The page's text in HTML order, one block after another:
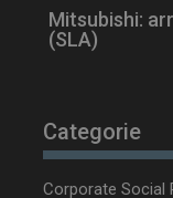
Mitsubishi:
(SLA)
Categorie
Corporate Social
ARRAffinity